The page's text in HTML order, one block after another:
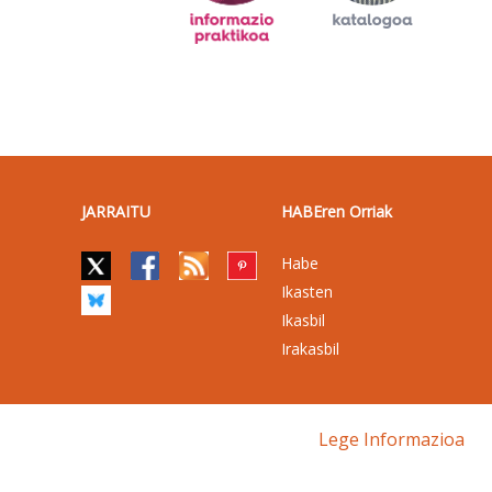
JARRAITU HABEren Orriak
Habe
Ikasten
Ikasbil
Irakasbil
Lege Informazioa